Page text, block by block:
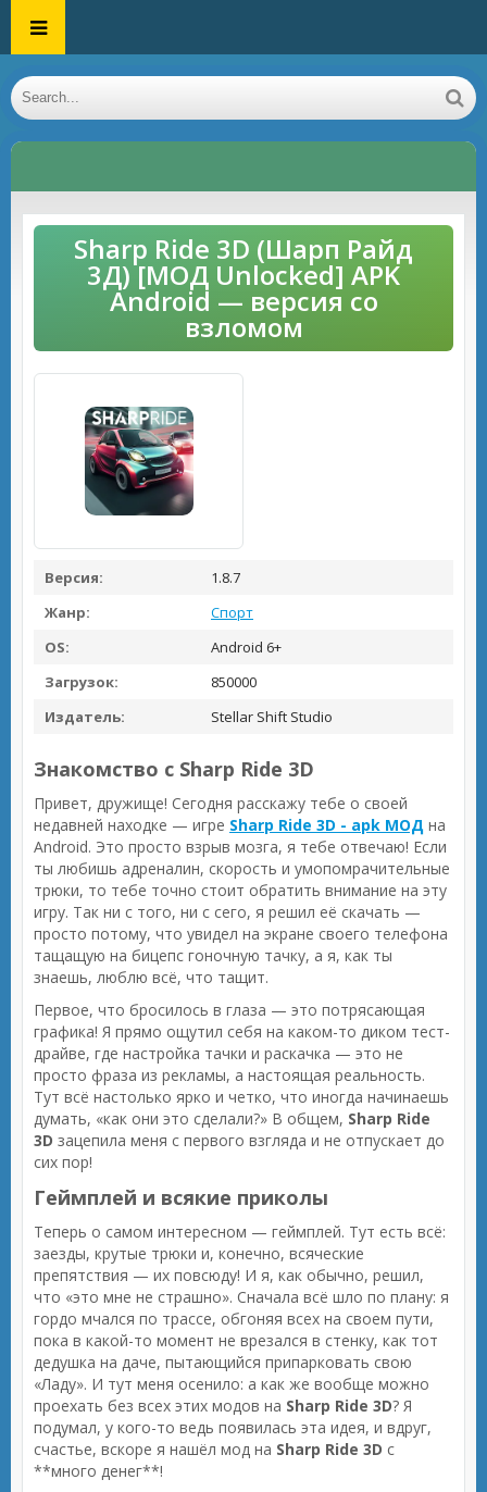
Sharp Ride 3D (Шарп Райд
3Д) [МОД Unlocked] APK
Android — версия со
взломом
Версия:
1.8.7
Жанр:
Спорт
OS:
Android 6+
Загрузок:
850000
Издатель:
Stellar Shift Studio
Знакомство с Sharp Ride 3D
Привет, дружище! Сегодня расскажу тебе о своей
недавней находке — игре Sharp Ride 3D - apk МОД на
Android. Это просто взрыв мозга, я тебе отвечаю! Если
ты любишь адреналин, скорость и умопомрачительные
трюки, то тебе точно стоит обратить внимание на эту
игру. Так ни с того, ни с сего, я решил её скачать —
просто потому, что увидел на экране своего телефона
тащащую на бицепс гоночную тачку, а я, как ты
знаешь, люблю всё, что тащит.
Первое, что бросилось в глаза — это потрясающая
графика! Я прямо ощутил себя на каком-то диком тест-
драйве, где настройка тачки и раскачка — это не
просто фраза из рекламы, а настоящая реальность.
Тут всё настолько ярко и четко, что иногда начинаешь
думать, «как они это сделали?» В общем, Sharp Ride
3D зацепила меня с первого взгляда и не отпускает до
сих пор!
Геймплей и всякие приколы
Теперь о самом интересном — геймплей. Тут есть всё:
заезды, крутые трюки и, конечно, всяческие
препятствия — их повсюду! И я, как обычно, решил,
что «это мне не страшно». Сначала всё шло по плану: я
гордо мчался по трассе, обгоняя всех на своем пути,
пока в какой-то момент не врезался в стенку, как тот
дедушка на даче, пытающийся припарковать свою
«Ладу». И тут меня осенило: а как же вообще можно
проехать без всех этих модов на Sharp Ride 3D? Я
подумал, у кого-то ведь появилась эта идея, и вдруг,
счастье, вскоре я нашёл мод на Sharp Ride 3D с
**много денег**!